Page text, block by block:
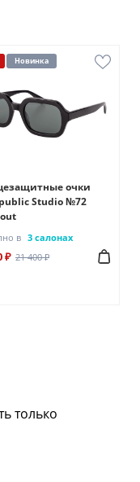
Новинка
очки
Studio №72
в 3 салонах
₽ 21 400 ₽
только